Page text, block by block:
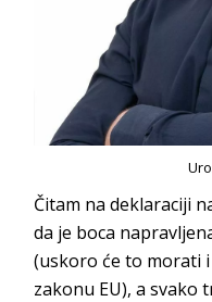
Čitam na deklaraciji
da je boca
(uskoro će to morati
zakonu EU), a svako